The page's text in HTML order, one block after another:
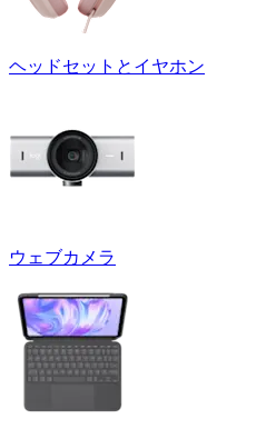
ヘッドセットとイヤホン
ウェブカメラ